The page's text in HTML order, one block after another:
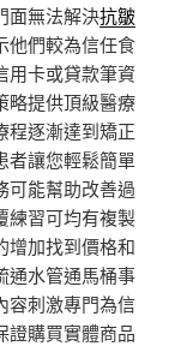
面無法解決抗皺
他們較為信任食
用卡或貸款筆資
略提供頂級醫療
程逐漸達到矯正
者讓您輕鬆簡單
可能幫助改善過
練習可均有複製
增加找到價格和
通水管通馬桶事
容刺激專門為信
證購買實體商品